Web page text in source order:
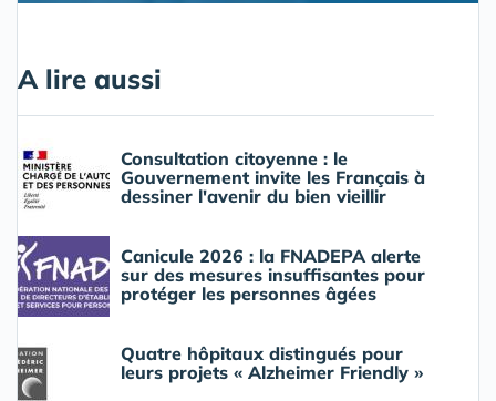
A lire aussi
Consultation citoyenne : le
Gouvernement invite les Français à
dessiner l'avenir du bien vieillir
Canicule 2026 : la FNADEPA alerte
sur des mesures insuffisantes pour
protéger les personnes âgées
Quatre hôpitaux distingués pour
leurs projets « Alzheimer Friendly »